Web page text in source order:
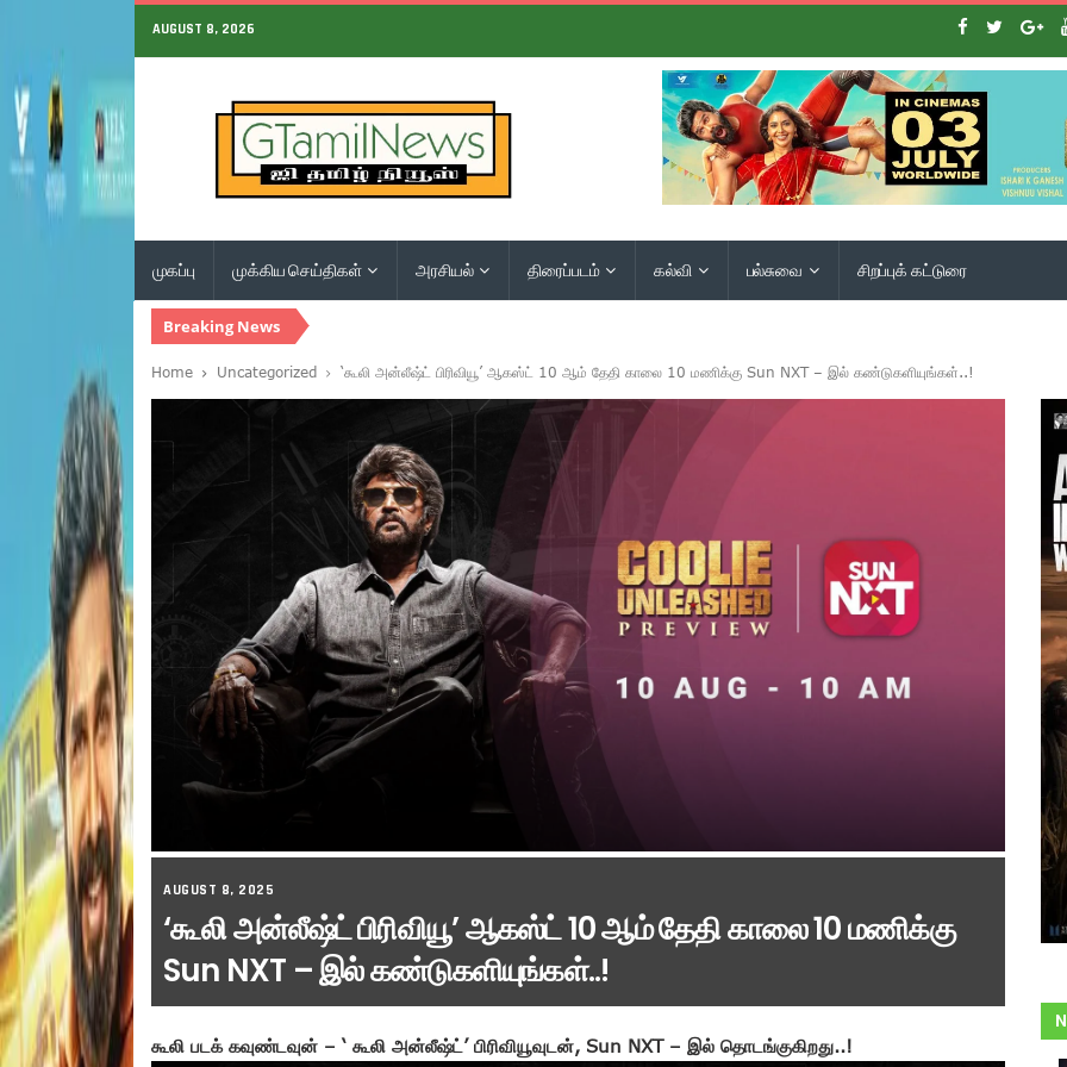
AUGUST 8, 2026
முகப்பு முக்கிய செய்திகள் அரசியல் திரைப்படம் கல்வி பல்சுவை சிறப்புக் கட்டுரை
Breaking News
Home Uncategorized ‘கூலி அன்லீஷ்ட் பிரிவியூ’ ஆகஸ்ட் 10 ஆம் தேதி காலை 10 மணிக்கு Sun NXT – இல் கண்டுகளியுங்கள்..!
AUGUST 8, 2025
‘கூலி அன்லீஷ்ட் பிரிவியூ’ ஆகஸ்ட் 10 ஆம் தேதி காலை 10 மணிக்கு
Sun NXT – இல் கண்டுகளியுங்கள்..!
கூலி படக் கவுண்டவுன் – ‘ கூலி அன்லீஷ்ட்’ பிரிவியூவுடன், Sun NXT – இல் தொடங்குகிறது..!